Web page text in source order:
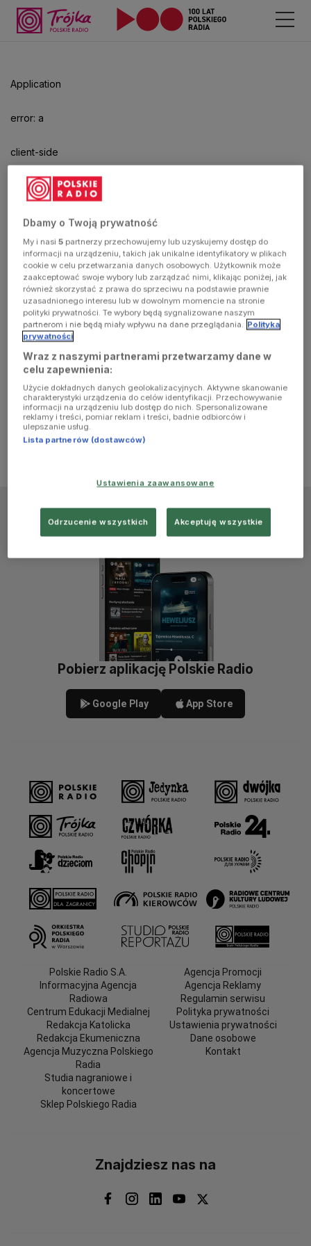
Application
error: a
client-side
exception
has
occurred
(see the
browser
console for
more
information)
aby
odtwarzać.
Pobierz aplikację Polskie Radio
Google Play App Store
Polskie Radio S.A.
Informacyjna Agencja
Radiowa
Centrum Edukacji Medialnej
Redakcja Katolicka
Redakcja Ekumeniczna
Agencja Muzyczna Polskiego
Radia
Studia nagraniowe i
koncertowe
Sklep Polskiego Radia
Agencja Promocji
Agencja Reklamy
Regulamin serwisu
Polityka prywatności
Ustawienia prywatności
Dane osobowe
Kontakt
Znajdziesz nas na
Dbamy o Twoją prywatność
My i nasi5 partnerzy przechowujemy lub uzyskujemy dostęp do
informacji na urządzeniu, takich jak unikalne identyfikatory w plikach
cookie w celu przetwarzania danych osobowych. Użytkownik może
zaakceptować swoje wybory lub zarządzać nimi, klikając poniżej, jak
również skorzystać z prawa do sprzeciwu na podstawie prawnie
uzasadnionego interesu lub w dowolnym momencie na stronie
polityki prywatności. Te wybory będą sygnalizowane naszym
partnerom i nie będą miały wpływu na dane przeglądania. Polityka
prywatności
Wraz z naszymi partnerami przetwarzamy dane w
celu zapewnienia:
Użycie dokładnych danych geolokalizacyjnych. Aktywne skanowanie
charakterystyki urządzenia do celów identyfikacji. Przechowywanie
informacji na urządzeniu lub dostęp do nich. Spersonalizowane
reklamy i treści, pomiar reklam i treści, badnie odbiorców i
ulepszanie usług.
Lista partnerów (dostawców)
Ustawienia zaawansowane
Odrzucenie wszystkich Akceptuję wszystkie